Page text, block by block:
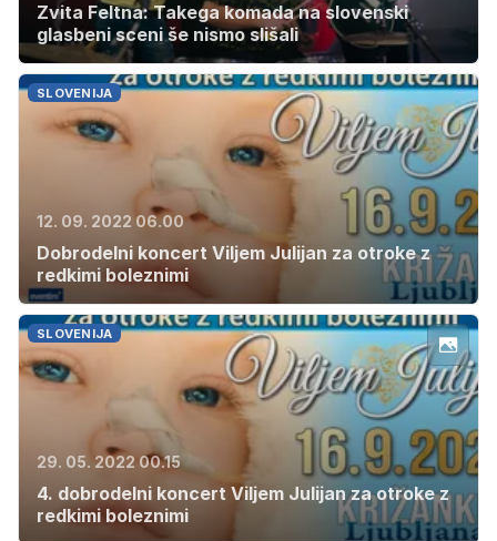
Zvita Feltna: Takega komada na slovenski
glasbeni sceni še nismo slišali
SLOVENIJA
12. 09. 2022 06.00
Dobrodelni koncert Viljem Julijan za otroke z
redkimi boleznimi
SLOVENIJA
29. 05. 2022 00.15
4. dobrodelni koncert Viljem Julijan za otroke z
redkimi boleznimi